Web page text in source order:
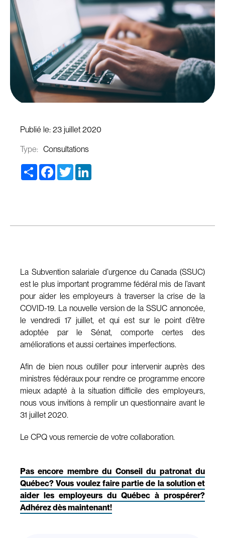
Publié le: 23 juillet 2020
Type: Consultations
Share Facebook
Twitter
La Subvention salariale d’urgence du Canada (SSUC)
est le plus important programme fédéral mis de l’avant
pour aider les employeurs à traverser la crise de la
COVID-19. La nouvelle version de la SSUC annoncée,
le vendredi 17 juillet, et qui est sur le point d’être
adoptée par le Sénat, comporte certes des
améliorations et aussi certaines imperfections.
Afin de bien nous outiller pour intervenir auprès des
ministres fédéraux pour rendre ce programme encore
mieux adapté à la situation difficile des employeurs,
nous vous invitions à remplir un questionnaire avant le
31 juillet 2020.
Le CPQ vous remercie de votre collaboration.
Pas encore membre du Conseil du patronat du
Québec? Vous voulez faire partie de la solution et
aider les employeurs du Québec à prospérer?
Adhérez dès maintenant!